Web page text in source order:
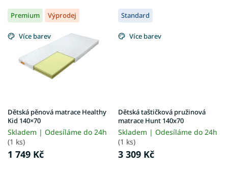
Premium Výprodej
Více barev
Dětská pěnová matrace Healthy
Kid 140×70
Skladem | Odesíláme do 24h
(1 ks)
1 749 Kč
Standard
Více barev
Dětská taštičková pružinová
matrace Hunt 140x70
Skladem | Odesíláme do 24h
(1 ks)
3 309 Kč